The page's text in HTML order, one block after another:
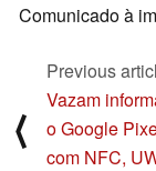
Comunicado à
⟨
Previous
Vazam
o Google
com NFC,